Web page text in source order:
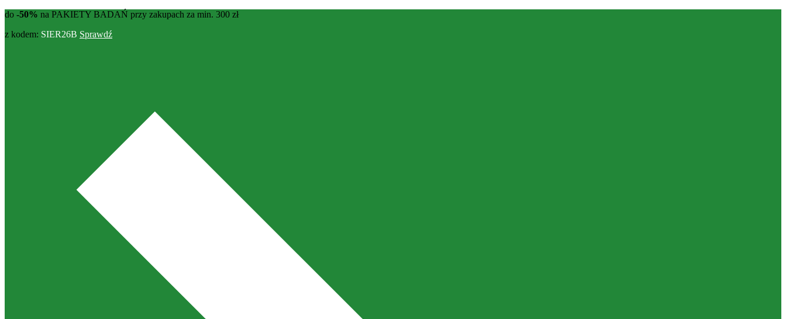
do -50% na PAKIETY BADAŃ przy zakupach za min. 300 zł
z kodem: SIER26B Sprawdź